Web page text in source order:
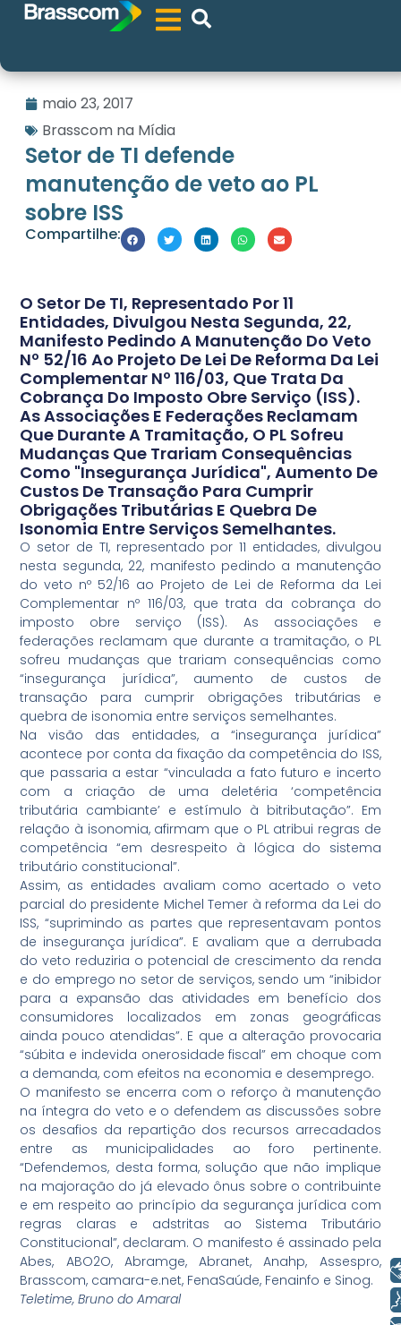
maio 23, 2017
Brasscom na Mídia
Setor de TI defende
manutenção de veto ao PL
sobre ISS
Compartilhe:
O Setor De TI, Representado Por 11
Entidades, Divulgou Nesta Segunda, 22,
Manifesto Pedindo A Manutenção Do Veto
Nº 52/16 Ao Projeto De Lei De Reforma Da Lei
Complementar Nº 116/03, Que Trata Da
Cobrança Do Imposto Obre Serviço (ISS).
As Associações E Federações Reclamam
Que Durante A Tramitação, O PL Sofreu
Mudanças Que Trariam Consequências
Como "insegurança Jurídica", Aumento De
Custos De Transação Para Cumprir
Obrigações Tributárias E Quebra De
Isonomia Entre Serviços Semelhantes.
O setor de TI, representado por 11 entidades, divulgou
nesta segunda, 22, manifesto pedindo a manutenção
do veto nº 52/16 ao Projeto de Lei de Reforma da Lei
Complementar nº 116/03, que trata da cobrança do
imposto obre serviço (ISS). As associações e
federações reclamam que durante a tramitação, o PL
sofreu mudanças que trariam consequências como
“insegurança jurídica”, aumento de custos de
transação para cumprir obrigações tributárias e
quebra de isonomia entre serviços semelhantes.
Na visão das entidades, a “insegurança jurídica”
acontece por conta da fixação da competência do ISS,
que passaria a estar “vinculada a fato futuro e incerto
com a criação de uma deletéria ‘competência
tributária cambiante’ e estímulo à bitributação”. Em
relação à isonomia, afirmam que o PL atribui regras de
competência “em desrespeito à lógica do sistema
tributário constitucional”.
Assim, as entidades avaliam como acertado o veto
parcial do presidente Michel Temer à reforma da Lei do
ISS, “suprimindo as partes que representavam pontos
de insegurança jurídica”. E avaliam que a derrubada
do veto reduziria o potencial de crescimento da renda
e do emprego no setor de serviços, sendo um “inibidor
para a expansão das atividades em benefício dos
consumidores localizados em zonas geográficas
ainda pouco atendidas”. E que a alteração provocaria
“súbita e indevida onerosidade fiscal” em choque com
a demanda, com efeitos na economia e desemprego.
O manifesto se encerra com o reforço à manutenção
na íntegra do veto e o defendem as discussões sobre
os desafios da repartição dos recursos arrecadados
entre as municipalidades ao foro pertinente.
“Defendemos, desta forma, solução que não implique
na majoração do já elevado ônus sobre o contribuinte
e em respeito ao princípio da segurança jurídica com
regras claras e adstritas ao Sistema Tributário
Constitucional”, declaram. O manifesto é assinado pela
Abes, ABO2O, Abramge, Abranet, Anahp, Assespro,
Brasscom, camara-e.net, FenaSaúde, Fenainfo e Sinog.
Teletime, Bruno do Amaral
Libras